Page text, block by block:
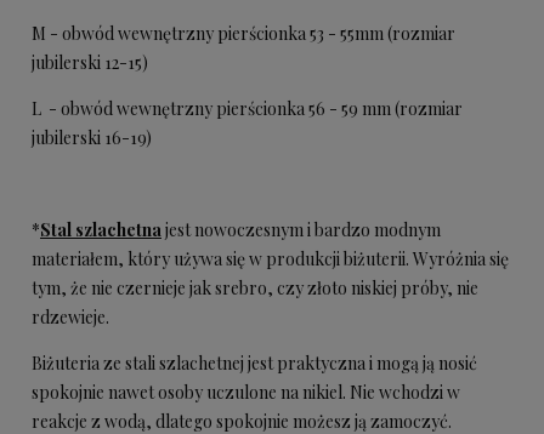
M - obwód wewnętrzny pierścionka 53 - 55mm (rozmiar
jubilerski 12-15)
L - obwód wewnętrzny pierścionka 56 - 59 mm (rozmiar
jubilerski 16-19)
*Stal szlachetnajest nowoczesnym i bardzo modnym
materiałem, który używa się w produkcji biżuterii. Wyróżnia się
tym, że nie czernieje jak srebro, czy złoto niskiej próby, nie
rdzewieje.
Biżuteria ze stali szlachetnej jest praktyczna i mogą ją nosić
spokojnie nawet osoby uczulone na nikiel. Nie wchodzi w
reakcje z wodą, dlatego spokojnie możesz ją zamoczyć.